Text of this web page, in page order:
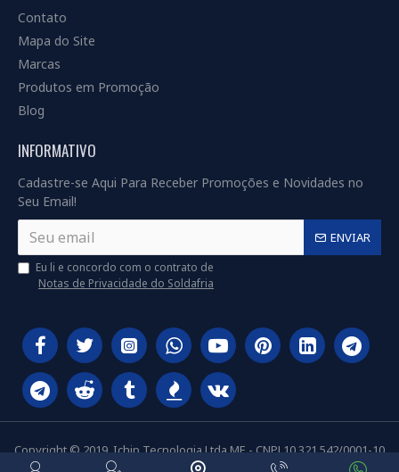
Contato
Mapa do Site
Marcas
Produtos em Promoção
Blog
INFORMATIVO
Cadastre-se Aqui Para Receber Promoções e Novidades no
Seu Email!
ENVIAR
Eu li e concordo com o contrato de
Notas de Privacidade do Soldafria
Copyright © 2019, Ichip Tecnologia Ltda ME - CNPJ 10.321.542/0001-10